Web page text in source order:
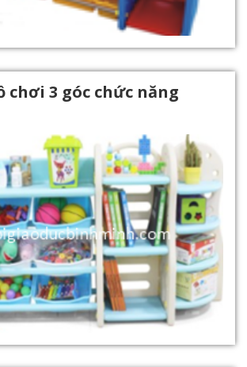
chơi 3 góc chức năng